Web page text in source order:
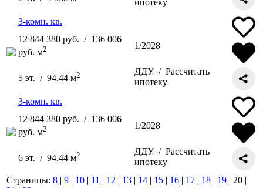
3-комн. кв.
12 844 380 руб. / 136 006
руб. м2 1/2028
5 эт. / 94.44 м2 ДДУ / Рассчитать
ипотеку
3-комн. кв.
12 844 380 руб. / 136 006
руб. м2 1/2028
6 эт. / 94.44 м2 ДДУ / Рассчитать
ипотеку
Страницы: 8 | 9 | 10 | 11 | 12 | 13 | 14 | 15 | 16 | 17 | 18 | 19 | 20 |